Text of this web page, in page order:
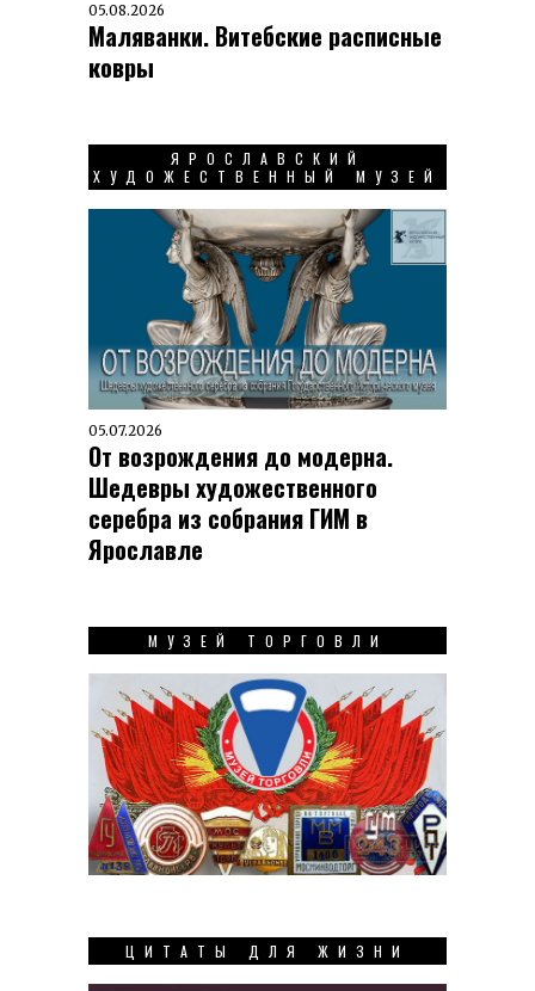
05.08.2026
Маляванки. Витебские расписные
ковры
ЯРОСЛАВСКИЙ
ХУДОЖЕСТВЕННЫЙ МУЗЕЙ
05.07.2026
От возрождения до модерна.
Шедевры художественного
серебра из собрания ГИМ в
Ярославле
МУЗЕЙ ТОРГОВЛИ
ЦИТАТЫ ДЛЯ ЖИЗНИ